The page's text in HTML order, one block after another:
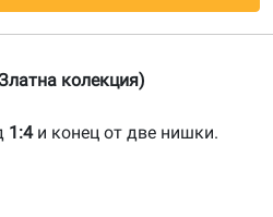
колекция)
1:4и конец от две нишки.